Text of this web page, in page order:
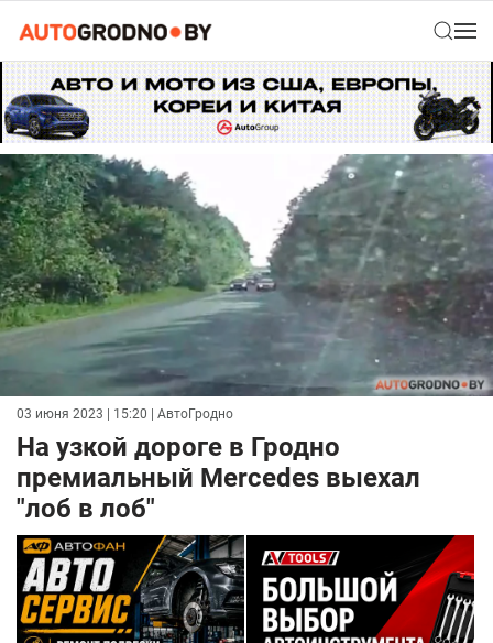
03 июня 2023 | 15:20 | АвтоГродно
На узкой дороге в Гродно
премиальный Mercedes выехал
"лоб в лоб"